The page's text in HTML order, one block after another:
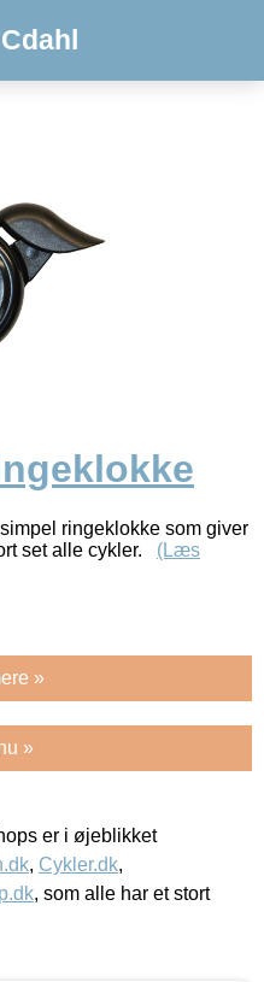
ringeklokke som giver
set alle cykler. (Læs
»
»
er i øjeblikket
, Cykler.dk,
, som alle har et stort